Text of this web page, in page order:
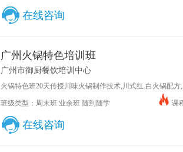
在线咨询
广州火锅特色培训班
广州市御厨餐饮培训中心
火锅特色班20天传授川味火锅制作技术,川式红.白火锅配
班级类型：周末班 业余班 随到随学 课
在线咨询